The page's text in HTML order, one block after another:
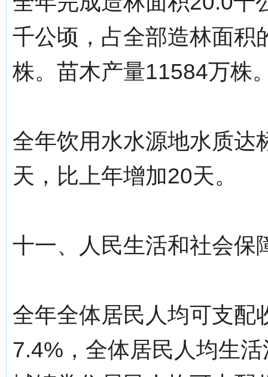
千公顷，占全部造林面积
株。苗木产量11584万株
全年饮用水水源地水质达
天，比上年增加20天。
十一、人民生活和社会保
全年全体居民人均可支配
7.4%，全体居民人均生